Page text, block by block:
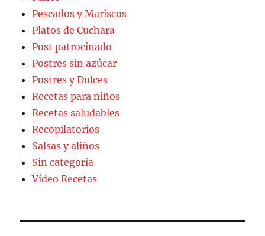
Pescados y Mariscos
Platos de Cuchara
Post patrocinado
Postres sin azúcar
Postres y Dulces
Recetas para niños
Recetas saludables
Recopilatorios
Salsas y aliños
Sin categoría
Vídeo Recetas